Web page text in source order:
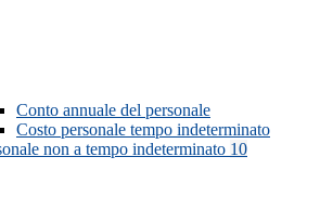
Conto annuale del personale
Costo personale tempo indeterminato
non a tempo indeterminato 10